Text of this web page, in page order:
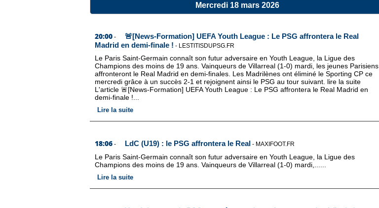
Mercredi 18 mars 2026
20:00 -
🚨[News-Formation] UEFA Youth League : Le PSG affrontera le Real
Madrid en demi-finale ! - LESTITISDUPSG.FR
Le Paris Saint-Germain connaît son futur adversaire en Youth League, la Ligue des
Champions des moins de 19 ans. Vainqueurs de Villarreal (1-0) mardi, les jeunes Parisiens
affronteront le Real Madrid en demi-finales. Les Madrilènes ont éliminé le Sporting CP ce
mercredi grâce à un succès 2-1 et rejoignent ainsi le PSG au tour suivant. lire la suite
L'article 🚨[News-Formation] UEFA Youth League : Le PSG affrontera le Real Madrid en
demi-finale !...
Lire la suite
18:06 - LdC (U19) : le PSG affrontera le Real - MAXIFOOT.FR
Le Paris Saint-Germain connaît son futur adversaire en Youth League, la Ligue des
Champions des moins de 19 ans. Vainqueurs de Villarreal (1-0) mardi,......
Lire la suite